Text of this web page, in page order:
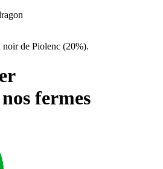
de Piolenc (20%).
fermes